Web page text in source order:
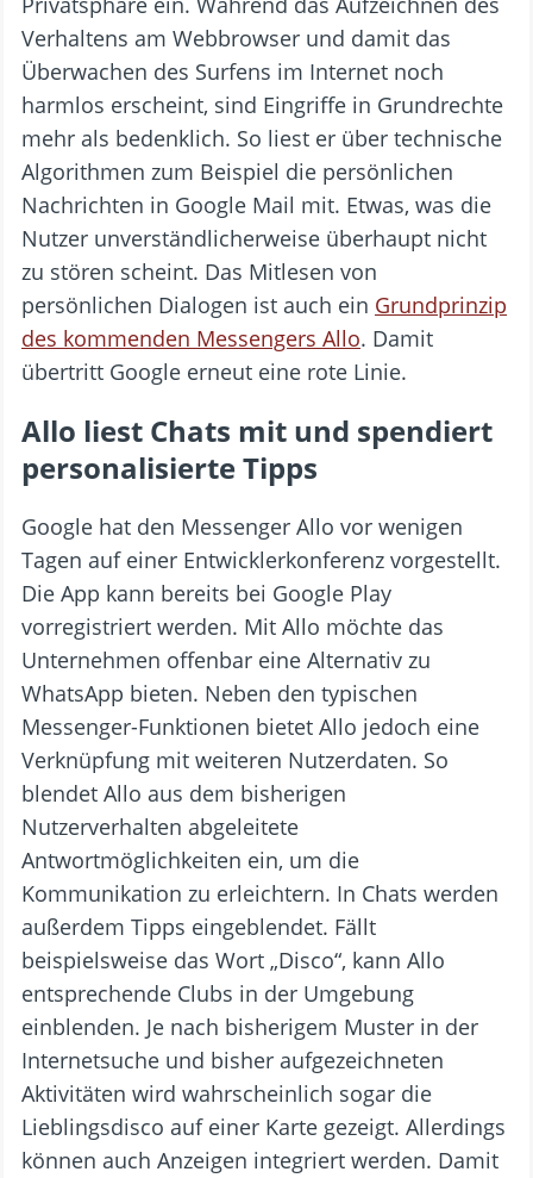
Verhaltens am Webbrowser und damit das
Überwachen des Surfens im Internet noch
harmlos erscheint, sind Eingriffe in Grundrechte
mehr als bedenklich. So liest er über technische
Algorithmen zum Beispiel die persönlichen
Nachrichten in Google Mail mit. Etwas, was die
Nutzer unverständlicherweise überhaupt nicht
zu stören scheint. Das Mitlesen von
persönlichen Dialogen ist auch ein Grundprinzip
des kommenden Messengers Allo. Damit
übertritt Google erneut eine rote Linie.
Allo liest Chats mit und spendiert
personalisierte Tipps
Google hat den Messenger Allo vor wenigen
Tagen auf einer Entwicklerkonferenz vorgestellt.
Die App kann bereits bei Google Play
vorregistriert werden. Mit Allo möchte das
Unternehmen offenbar eine Alternativ zu
WhatsApp bieten. Neben den typischen
Messenger-Funktionen bietet Allo jedoch eine
Verknüpfung mit weiteren Nutzerdaten. So
blendet Allo aus dem bisherigen
Nutzerverhalten abgeleitete
Antwortmöglichkeiten ein, um die
Kommunikation zu erleichtern. In Chats werden
außerdem Tipps eingeblendet. Fällt
beispielsweise das Wort „Disco“, kann Allo
entsprechende Clubs in der Umgebung
einblenden. Je nach bisherigem Muster in der
Internetsuche und bisher aufgezeichneten
Aktivitäten wird wahrscheinlich sogar die
Lieblingsdisco auf einer Karte gezeigt. Allerdings
können auch Anzeigen integriert werden. Damit